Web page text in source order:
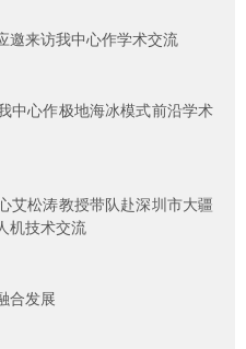
邀来访我中心作学术交流
中心作极地海冰模式前沿学术
艾松涛教授带队赴深圳市大疆
机技术交流
合发展